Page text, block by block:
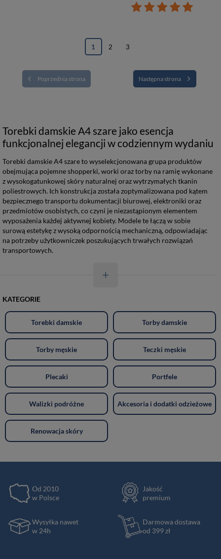
Poprzednia strona
1 2 3
Następna strona
Torebki damskie A4 szare jako esencja
funkcjonalnej elegancji w codziennym wydaniu
Torebki damskie A4 szare to wyselekcjonowana grupa produktów
obejmująca pojemne shopperki, worki oraz torby na ramię wykonane
z wysokogatunkowej skóry naturalnej oraz wytrzymałych tkanin
poliestrowych. Ich konstrukcja została zoptymalizowana pod kątem
bezpiecznego transportu dokumentacji biurowej, elektroniki oraz
przedmiotów osobistych, co czyni je niezastąpionym elementem
wyposażenia każdej aktywnej kobiety. Modele te łączą w sobie
surową estetykę z wysoką odpornością mechaniczną, odpowiadając
na potrzeby użytkowniczek poszukujących trwałych rozwiązań
transportowych.
KATEGORIE
Torebki damskie Torby damskie
Torby męskie Teczki męskie
Plecaki Portfele
Walizki podróżne Akcesoria i dodatki odzieżowe
Renowacja skóry
Od 2010
w Polsce
Jakość
premium
Wysyłka nawet
w 24h
Darmowa dostawa
od 399 zł